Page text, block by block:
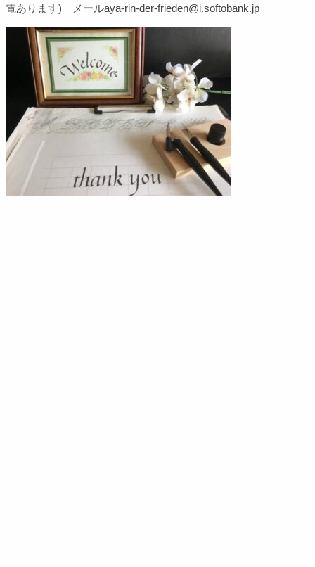
電あります) メールaya-rin-der-frieden@i.softobank.jp